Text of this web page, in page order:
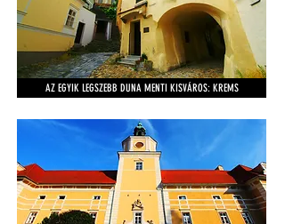
AZ EGYIK LEGSZEBB DUNA MENTI KISVÁROS: KREMS